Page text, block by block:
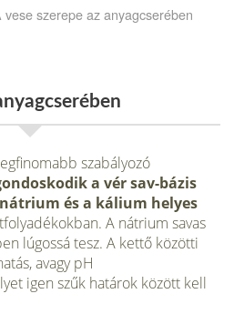
vese szerepe az anyagcserében
szabályozó
a vér sav-bázis
és a kálium helyes
A nátrium savas
lúgossá tesz. A kettő közötti
avagy pH
igen szűk határok között kell